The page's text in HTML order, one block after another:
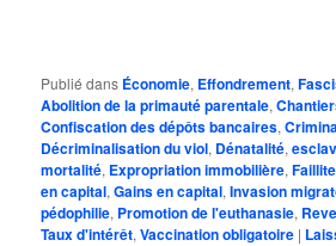
Publié dans Économie, Effondrement,
Abolition de la primauté parentale,
Confiscation des dépôts bancaires,
Décriminalisation du viol, Dénatalité,
mortalité, Expropriation immobilière,
en capital,Gains en capital,Invasion
pédophilie, Promotion de l'euthanasie,
Taux d'intérêt,Vaccination obligatoire |